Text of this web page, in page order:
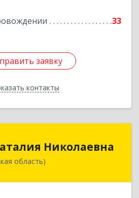
33
заявку
контакты
заявку
Назад
Николаевна
область)Архангельской обл.,